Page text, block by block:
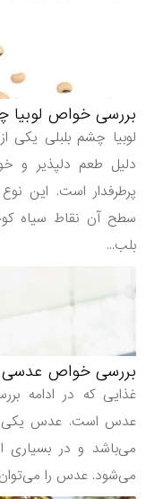
بررسی خواص لوبیا چشم
لوبیا چشم بلبلی یکی از
دلیل طعم دلپذیر و
پرطرفدار است. این نوع
سطح آن نقاط سیاه
بلب...
بررسی خواص عدسی
غذایی که در ادامه
عدس است. عدس یکی از
می‌باشد و در بسیاری از
می‌شود. عدس را می‌توان به